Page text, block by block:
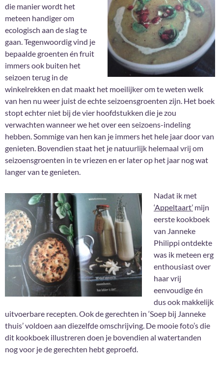
die manier wordt het
meteen handiger om
ecologisch aan de slag te
gaan. Tegenwoordig vind je
bepaalde groenten én fruit
immers ook buiten het
seizoen terug in de
winkelrekken en dat maakt het moeilijker om te weten welk
van hen nu weer juist de echte seizoensgroenten zijn. Het boek
stopt echter niet bij de vier hoofdstukken die je zou
verwachten wanneer we het over een seizoens-indeling
hebben. Sommige van hen kan je immers het hele jaar door van
genieten. Bovendien staat het je natuurlijk helemaal vrij om
seizoensgroenten in te vriezen en er later op het jaar nog wat
langer van te genieten.
Nadat ik met
‘Appeltaart’ mijn
eerste kookboek
van Janneke
Philippi ontdekte
was ik meteen erg
enthousiast over
haar vrij
eenvoudige én
dus ook makkelijk
uitvoerbare recepten. Ook de gerechten in ‘Soep bij Janneke
thuis’ voldoen aan diezelfde omschrijving. De mooie foto’s die
dit kookboek illustreren doen je bovendien al watertanden
nog voor je de gerechten hebt geproefd.